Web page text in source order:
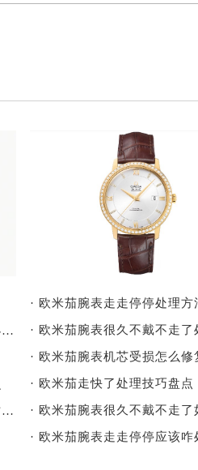
· 欧米茄腕表机芯里面有划痕处理办法详解
· 欧米茄腕表很久不戴不走了解决方法是什么
· 欧米茄腕表走走停停处理方
· 欧米茄腕表机芯受损怎么修
· 欧米茄走快了处理技巧盘点
· 欧米茄腕表很久不戴不走了
· 欧米茄腕表走走停停应该咋